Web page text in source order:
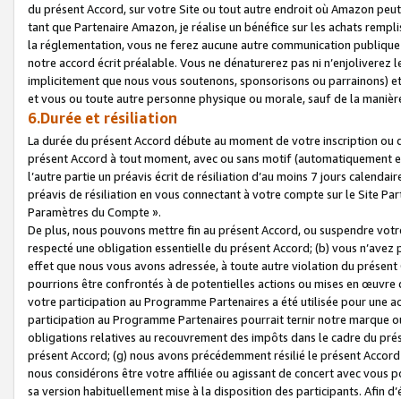
du présent Accord, sur votre Site ou tout autre endroit où Amazon
tant que Partenaire Amazon, je réalise un bénéfice sur les achats
la réglementation, vous ne ferez aucune autre communication
notre accord écrit préalable. Vous ne dénaturerez pas ni
implicitement que nous vous soutenons, sponsorisons ou parrainons)
et vous ou toute autre personne physique ou morale, sauf de la
6.Durée et résiliation
La durée du présent Accord débute au moment de votre inscription
présent Accord à tout moment, avec ou sans motif (automatiquement
l’autre partie un préavis écrit de résiliation d’au moins 7 jours
préavis de résiliation en vous connectant à votre compte sur le Site
Paramètres du Compte ».
De plus, nous pouvons mettre fin au présent Accord, ou suspendre
respecté une obligation essentielle du présent Accord; (b) vous
effet que nous vous avons adressée, à toute autre violation du
pourrions être confrontés à de potentielles actions ou mises en
votre participation au Programme Partenaires a été utilisée pour une
participation au Programme Partenaires pourrait ternir notre marque
obligations relatives au recouvrement des impôts dans le cadre du
présent Accord; (g) nous avons précédemment résilié le présent
nous considérons être votre affiliée ou agissant de concert avec vous
sa version habituellement mise à la disposition des participants. Afin